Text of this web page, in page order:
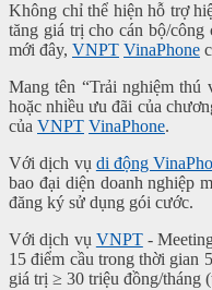
Không chỉ thể hiện hỗ trợ
tăng giá trị cho cán bộ/
mới đây, VNPT VinaPhone
Mang tên “Trải nghiệm
hoặc nhiều ưu đãi của
của VNPT VinaPhone.
Với dịch vụ di động
bao đại diện doanh nghiệp
đăng ký sử dụng gói cước.
Với dịch vụ VNPT-
15 điểm cầu trong thời gian
giá trị ≥ 30 triệu đồng/tháng